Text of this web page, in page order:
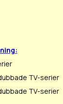
TV-serier
TV-serier